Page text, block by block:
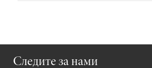
Следите за нами